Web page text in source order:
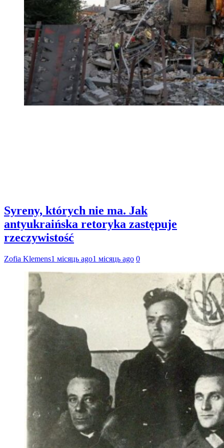
Syreny, których nie ma. Jak
antyukraińska retoryka zastępuje
rzeczywistość
Zofia Klemens1 місяць ago1 місяць ago 0